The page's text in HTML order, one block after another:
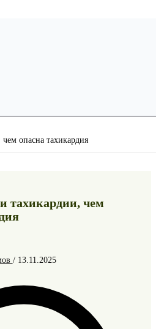
опасна тахикардия
тахикардии, чем
/ 13.11.2025